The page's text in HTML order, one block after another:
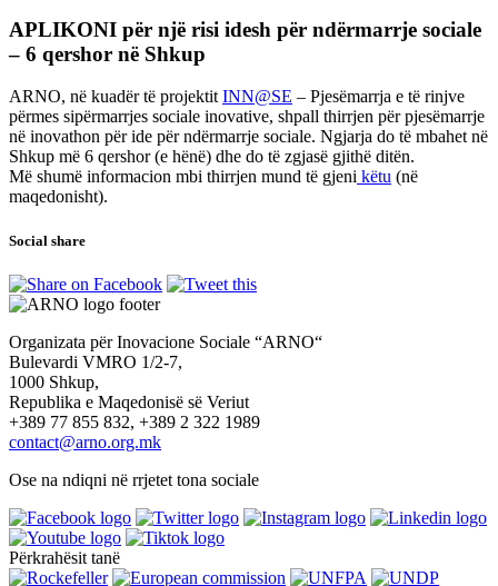
APLIKONI për një risi idesh për ndërmarrje sociale
– 6 qershor në Shkup
ARNO, në kuadër të projektitINN@SE – Pjesëmarrja e të rinjve
përmes sipërmarrjes sociale inovative, shpall thirrjen për pjesëmarrje
në inovathon për ide për ndërmarrje sociale. Ngjarja do të mbahet në
Shkup më 6 qershor (e hënë) dhe do të zgjasë gjithë ditën.
Më shumë informacion mbi thirrjen mund të gjeni këtu (në
maqedonisht).
Social share
Organizata për Inovacione Sociale “ARNO“
Bulevardi VMRO 1/2-7,
1000 Shkup,
Republika e Maqedonisë së Veriut
+389 77 855 832, +389 2 322 1989
contact@arno.org.mk
Ose na ndiqni në rrjetet tona sociale
Përkrahësit tanë